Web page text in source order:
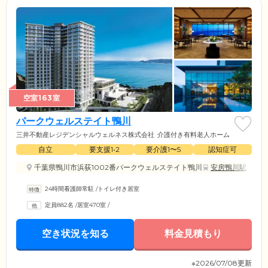
空室163室
パークウェルステイト鴨川
三井不動産レジデンシャルウェルネス株式会社 介護付き有料老人ホーム
自立 要支援1•2 要介護1〜5
認知症可
千葉県鴨川市浜荻1002番パークウェルステイト鴨川
安房鴨川駅
24時間看護師常駐 /トイレ付き居室
定員882名 /居室470室 /
空き状況を知る 料金見積もり
※2026/07/08更新